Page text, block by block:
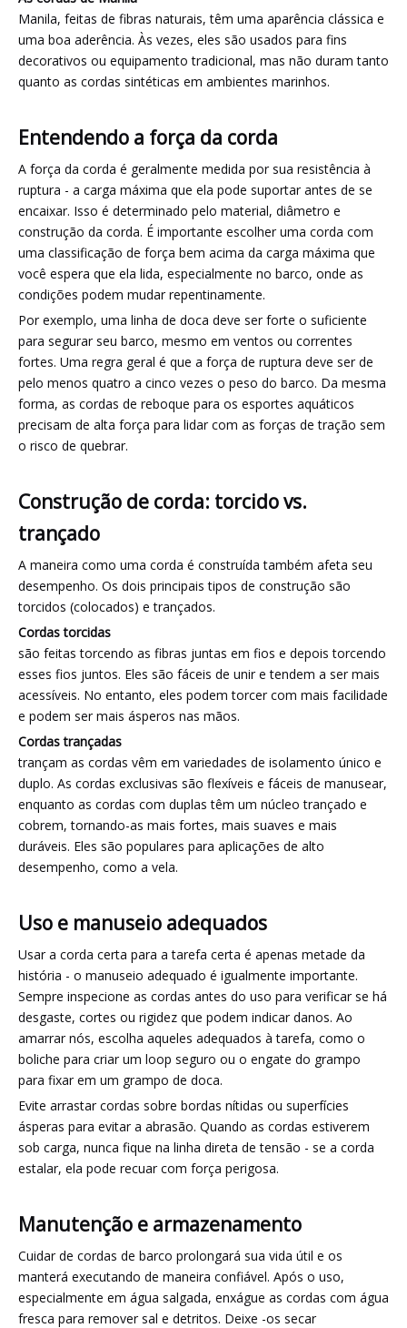
Manila, feitas de fibras naturais, têm uma aparência clássica e
uma boa aderência. Às vezes, eles são usados ​​para fins
decorativos ou equipamento tradicional, mas não duram tanto
quanto as cordas sintéticas em ambientes marinhos.
Entendendo a força da corda
A força da corda é geralmente medida por sua resistência à
ruptura - a carga máxima que ela pode suportar antes de se
encaixar. Isso é determinado pelo material, diâmetro e
construção da corda. É importante escolher uma corda com
uma classificação de força bem acima da carga máxima que
você espera que ela lida, especialmente no barco, onde as
condições podem mudar repentinamente.
Por exemplo, uma linha de doca deve ser forte o suficiente
para segurar seu barco, mesmo em ventos ou correntes
fortes. Uma regra geral é que a força de ruptura deve ser de
pelo menos quatro a cinco vezes o peso do barco. Da mesma
forma, as cordas de reboque para os esportes aquáticos
precisam de alta força para lidar com as forças de tração sem
o risco de quebrar.
Construção de corda: torcido vs.
trançado
A maneira como uma corda é construída também afeta seu
desempenho. Os dois principais tipos de construção são
torcidos (colocados) e trançados.
Cordas torcidas
são feitas torcendo as fibras juntas em fios e depois torcendo
esses fios juntos. Eles são fáceis de unir e tendem a ser mais
acessíveis. No entanto, eles podem torcer com mais facilidade
e podem ser mais ásperos nas mãos.
Cordas trançadas
trançam as cordas vêm em variedades de isolamento único e
duplo. As cordas exclusivas são flexíveis e fáceis de manusear,
enquanto as cordas com duplas têm um núcleo trançado e
cobrem, tornando-as mais fortes, mais suaves e mais
duráveis. Eles são populares para aplicações de alto
desempenho, como a vela.
Uso e manuseio adequados
Usar a corda certa para a tarefa certa é apenas metade da
história - o manuseio adequado é igualmente importante.
Sempre inspecione as cordas antes do uso para verificar se há
desgaste, cortes ou rigidez que podem indicar danos. Ao
amarrar nós, escolha aqueles adequados à tarefa, como o
boliche para criar um loop seguro ou o engate do grampo
para fixar em um grampo de doca.
Evite arrastar cordas sobre bordas nítidas ou superfícies
ásperas para evitar a abrasão. Quando as cordas estiverem
sob carga, nunca fique na linha direta de tensão - se a corda
estalar, ela pode recuar com força perigosa.
Manutenção e armazenamento
Cuidar de cordas de barco prolongará sua vida útil e os
manterá executando de maneira confiável. Após o uso,
especialmente em água salgada, enxágue as cordas com água
fresca para remover sal e detritos. Deixe -os secar